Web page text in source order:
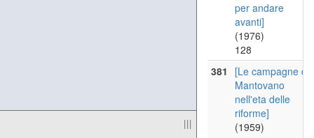
|||
per andare
avanti]
(1976)
128
381
[Le campagne del
Mantovano
nell'eta delle
riforme]
(1959)